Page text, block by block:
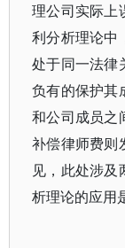
理公司实际上
利分析理论
处于同一法律
负有的保护其
和公司成员之
补偿律师费则
见，此处涉
析理论的应用